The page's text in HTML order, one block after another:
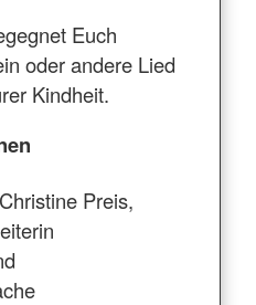
Euch
oder andere Lied
Kindheit.
Preis,